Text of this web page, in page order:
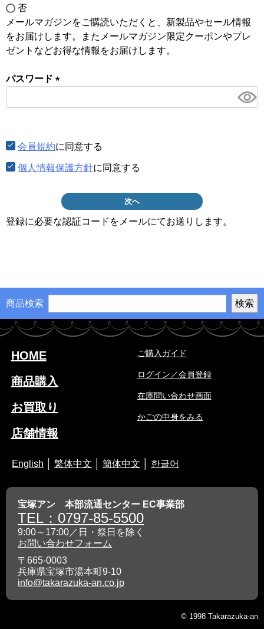
否
メールマガジンをご購読いただくと、新製品やセール情報
をお届けします。またメールマガジン限定クーポンやプレ
ゼントなどお得な情報をお届けします。
パスワード
須)
会員規約に同意する
個人情報保護方針に同意する
次へ
登録に必要な認証コードをメールにてお送りします。
商品検索
HOME
商品購入
お買取り
店舗情報
ご購入ガイド
ログイン／会員登録
在庫問い合わせ画面
かごの中身をみる
English 繁体中文 簡体中文 한글어
宝塚アン 本部流通センター EC事業部
TEL：0797-85-5500
9:00～17:00／日・祭日を除く
お問い合わせフォーム
〒665-0003
兵庫県宝塚市湯本町9-10
info@takarazuka-an.co.jp
© 1998 Takarazuka-an